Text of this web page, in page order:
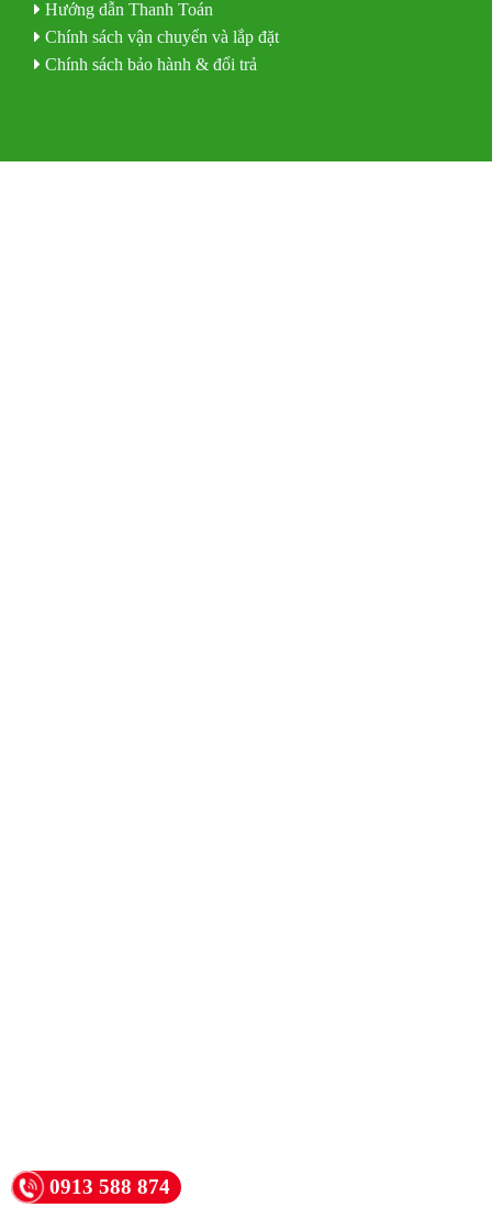
Hướng dẫn Thanh Toán
Chính sách vận chuyển và lắp đặt
Chính sách bảo hành & đổi trả
0913 588 874